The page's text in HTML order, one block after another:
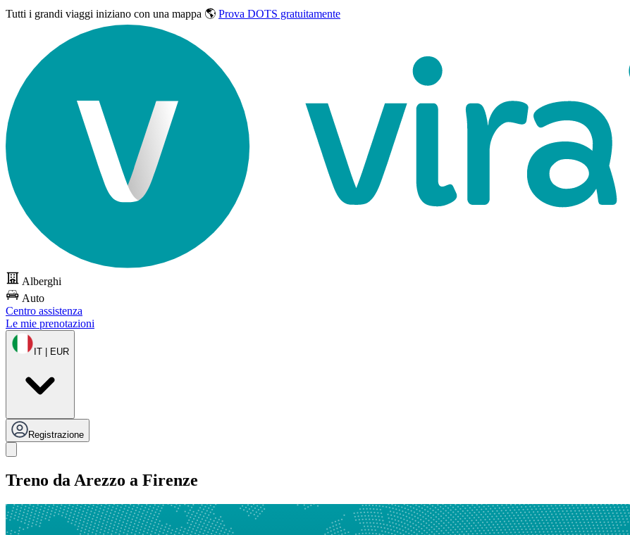
Tutti i grandi viaggi iniziano con una mappa 🌎 Prova DOTS gratuitamente
Alberghi
Auto
Centro assistenza
Le mie prenotazioni
IT | EUR
Registrazione
Treno da Arezzo a Firenze